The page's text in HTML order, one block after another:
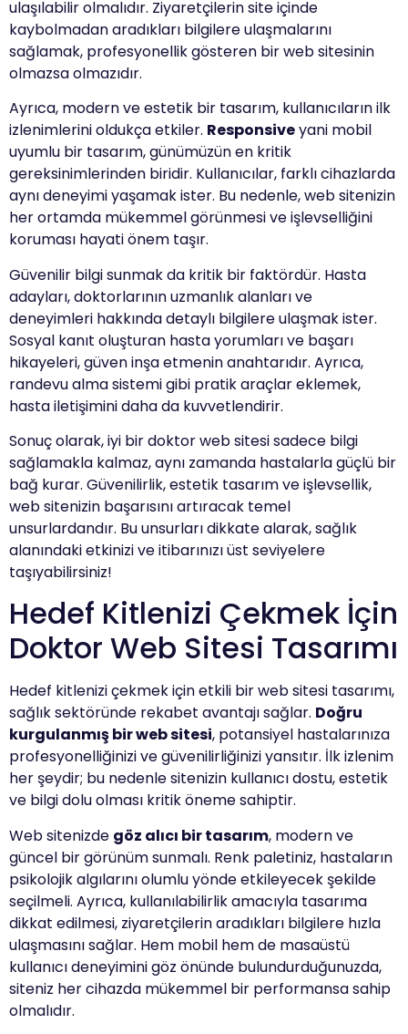
ulaşılabilir olmalıdır. Ziyaretçilerin site içinde
kaybolmadan aradıkları bilgilere ulaşmalarını
sağlamak, profesyonellik gösteren bir web sitesinin
olmazsa olmazıdır.
Ayrıca, modern ve estetik bir tasarım, kullanıcıların ilk
izlenimlerini oldukça etkiler. Responsiveyani mobil
uyumlu bir tasarım, günümüzün en kritik
gereksinimlerinden biridir. Kullanıcılar, farklı cihazlarda
aynı deneyimi yaşamak ister. Bu nedenle, web sitenizin
her ortamda mükemmel görünmesi ve işlevselliğini
koruması hayati önem taşır.
Güvenilir bilgi sunmak da kritik bir faktördür. Hasta
adayları, doktorlarının uzmanlık alanları ve
deneyimleri hakkında detaylı bilgilere ulaşmak ister.
Sosyal kanıt oluşturan hasta yorumları ve başarı
hikayeleri, güven inşa etmenin anahtarıdır. Ayrıca,
randevu alma sistemi gibi pratik araçlar eklemek,
hasta iletişimini daha da kuvvetlendirir.
Sonuç olarak, iyi bir doktor web sitesi sadece bilgi
sağlamakla kalmaz, aynı zamanda hastalarla güçlü bir
bağ kurar. Güvenilirlik, estetik tasarım ve işlevsellik,
web sitenizin başarısını artıracak temel
unsurlardandır. Bu unsurları dikkate alarak, sağlık
alanındaki etkinizi ve itibarınızı üst seviyelere
taşıyabilirsiniz!
Hedef Kitlenizi Çekmek İçin
Doktor Web Sitesi Tasarımı
Hedef kitlenizi çekmek için etkili bir web sitesi tasarımı,
sağlık sektöründe rekabet avantajı sağlar. Doğru
kurgulanmış bir web sitesi, potansiyel hastalarınıza
profesyonelliğinizi ve güvenilirliğinizi yansıtır. İlk izlenim
her şeydir; bu nedenle sitenizin kullanıcı dostu, estetik
ve bilgi dolu olması kritik öneme sahiptir.
Web sitenizde göz alıcı bir tasarım, modern ve
güncel bir görünüm sunmalı. Renk paletiniz, hastaların
psikolojik algılarını olumlu yönde etkileyecek şekilde
seçilmeli. Ayrıca, kullanılabilirlik amacıyla tasarıma
dikkat edilmesi, ziyaretçilerin aradıkları bilgilere hızla
ulaşmasını sağlar. Hem mobil hem de masaüstü
kullanıcı deneyimini göz önünde bulundurduğunuzda,
siteniz her cihazda mükemmel bir performansa sahip
olmalıdır.